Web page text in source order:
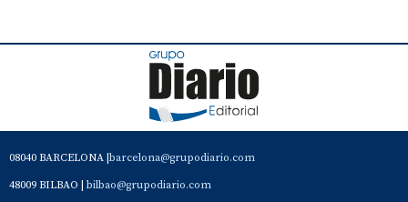
08040 BARCELONA | barcelona@grupodiario.com
48009 BILBAO | bilbao@grupodiario.com